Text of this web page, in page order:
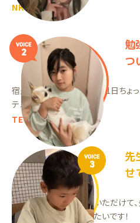
NKくん（小5）
VOICE
2
勉
つ
宿題が出ることで、勉強を1日ちょ
テストの点数が上がった。
TEちゃん（小6）
VOICE
3
先
せ
本人の特性を理解していただけて
てくださるので、ありがたいです！